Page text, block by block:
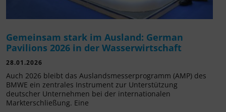
Gemeinsam stark im Ausland: German
Pavilions 2026 in der Wasserwirtschaft
28.01.2026
Auch 2026 bleibt das Auslandsmesserprogramm (AMP) des
BMWE ein zentrales Instrument zur Unterstützung
deutscher Unternehmen bei der internationalen
Markterschließung. Eine